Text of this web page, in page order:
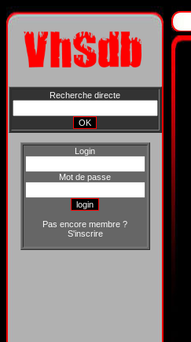
Recherche directe
Login
Mot de passe
Pas encore membre ?
S'inscrire